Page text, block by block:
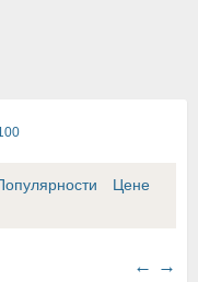
Цене
← →